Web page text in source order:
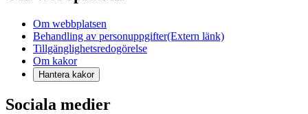
Om webbplatsen
Behandling av personuppgifter(Extern länk)
Tillgänglighetsredogörelse
Om kakor
Hantera kakor
Sociala medier